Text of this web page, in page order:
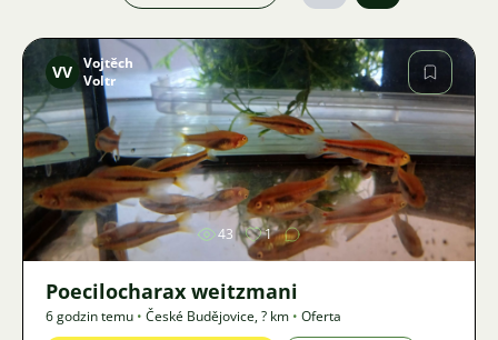
Zdjęcie
VV Vojtěch
Voltr
43 1
Poecilocharax weitzmani
6 godzin temu • České Budějovice,? km • Oferta